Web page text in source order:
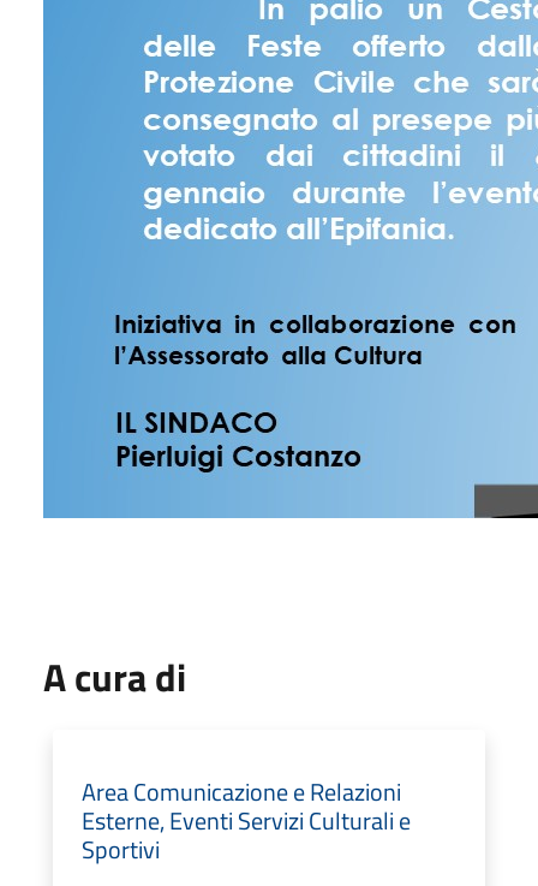
A cura di
Area Comunicazione e Relazioni
Esterne, Eventi Servizi Culturali e
Sportivi